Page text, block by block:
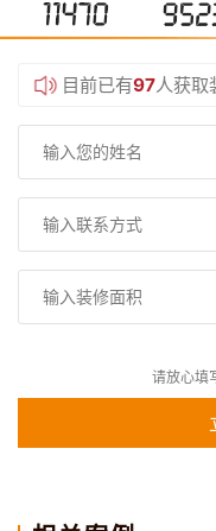
目前已有97人获取
请放心填